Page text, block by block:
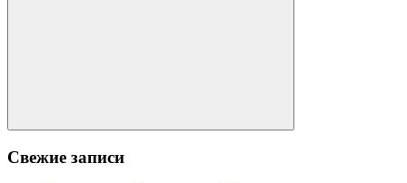
Поиск
Свежие записи